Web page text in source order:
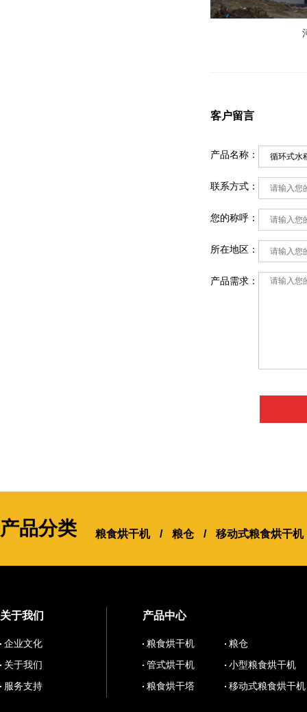
客户留言
产品名称：
联系方式：
您的称呼：
所在地区：
产品需求：
产品分类 粮食烘干机 / 粮仓 / 移动式粮食烘干机
关于我们
企业文化
关于我们
服务支持
产品中心
粮食烘干机
粮仓
管式烘干机
小型粮食烘干机
粮食烘干塔
移动式粮食烘干机